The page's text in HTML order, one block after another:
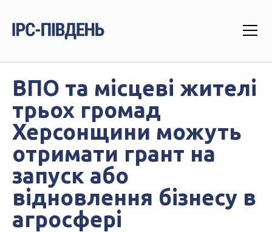
ВПО та місцеві жителі
трьох громад
Херсонщини можуть
отримати грант на
запуск або
відновлення бізнесу в
агросфері